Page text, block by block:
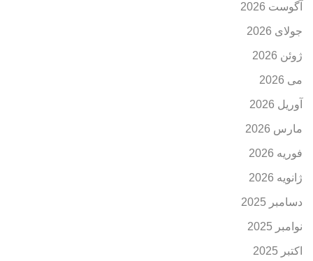
آگوست 2026
جولای 2026
ژوئن 2026
می 2026
آوریل 2026
مارس 2026
فوریه 2026
ژانویه 2026
دسامبر 2025
نوامبر 2025
اکتبر 2025